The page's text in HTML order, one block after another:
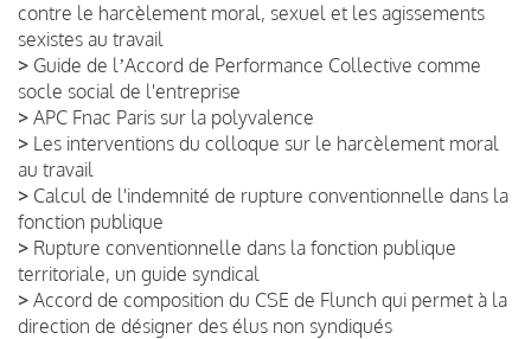
contre le harcèlement moral, sexuel et les agissements
sexistes au travail
> Guide de lʼAccord de Performance Collective comme
socle social de l'entreprise
> APC Fnac Paris sur la polyvalence
> Les interventions du colloque sur le harcèlement moral
au travail
> Calcul de l'indemnité de rupture conventionnelle dans la
fonction publique
> Rupture conventionnelle dans la fonction publique
territoriale, un guide syndical
> Accord de composition du CSE de Flunch qui permet à la
direction de désigner des élus non syndiqués